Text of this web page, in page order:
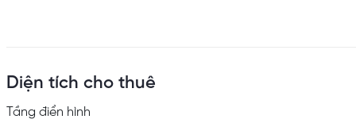
Diện tích cho thuê
Tầng điển hình